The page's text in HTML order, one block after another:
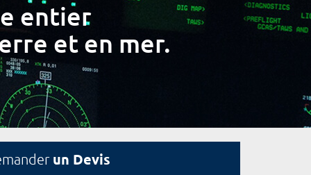
entier
et en mer.
un Devis